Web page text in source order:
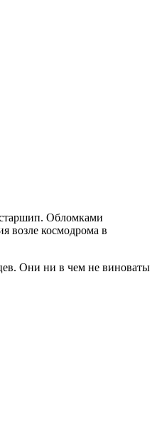
Обломками
возле космодрома в
Они ни в чем не виноваты